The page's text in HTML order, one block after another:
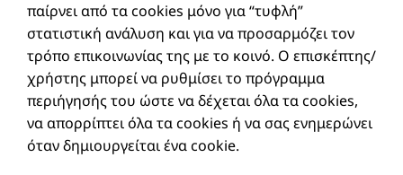
παίρνει από τα cookies μόνο για “τυφλή”
στατιστική ανάλυση και για να προσαρμόζει τον
τρόπο επικοινωνίας της με το κοινό. Ο επισκέπτης/
χρήστης μπορεί να ρυθμίσει το πρόγραμμα
περιήγησής του ώστε να δέχεται όλα τα cookies,
να απορρίπτει όλα τα cookies ή να σας ενημερώνει
όταν δημιουργείται ένα cookie.